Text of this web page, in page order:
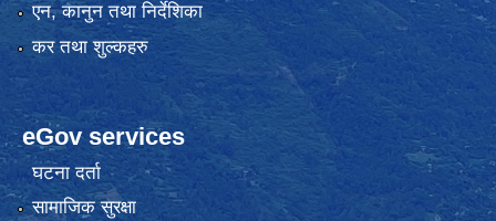
एन, कानुन तथा निर्देशिका
कर तथा शुल्कहरु
eGov services
घटना दर्ता
सामाजिक सुरक्षा